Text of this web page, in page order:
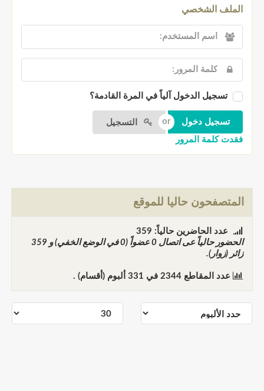
الملف الشخصي
تسجيل الدخول آلياً في المرة القادمة؟
التسجيل
فقدت كلمة المرور
المتصفحون حاليا للموقع
عدد الحاضرين حالياً: 359
الحضور حالياً عى اتصال 0 عضواً (0 في الوضع الخفي) و
359
زائر (زوار).
عدد المقاطع2344 في 331 ألبوم (أقسام) .